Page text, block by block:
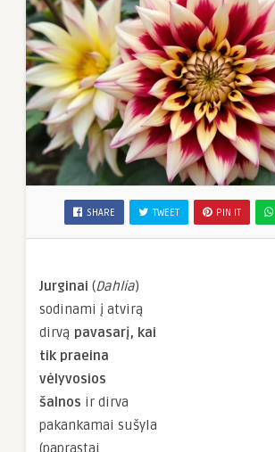
SHARE TWEET PIN IT
Jurginai (Dahlia)
sodinami į atvirą
dirvą pavasarį, kai
tik praeina
vėlyvosios
šalnos ir dirva
pakankamai sušyla
(paprastai